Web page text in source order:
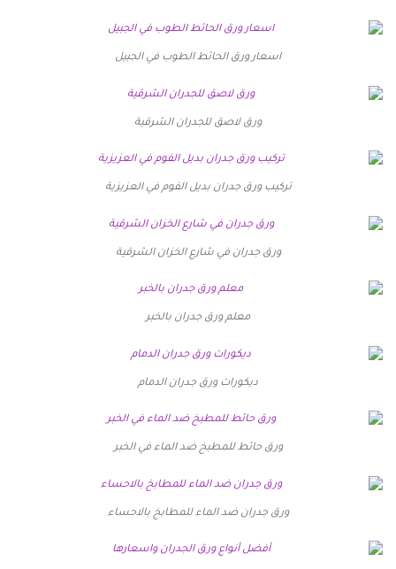
اسعار ورق الحائط الطوب في الجبيل
ورق لاصق للجدران الشرقية
تركيب ورق جدران بديل الفوم في العزيزية
ورق جدران في شارع الخزان الشرقية
معلم ورق جدران بالخبر
ديكورات ورق جدران الدمام
ورق حائط للمطبخ ضد الماء في الخبر
ورق جدران ضد الماء للمطابخ بالاحساء